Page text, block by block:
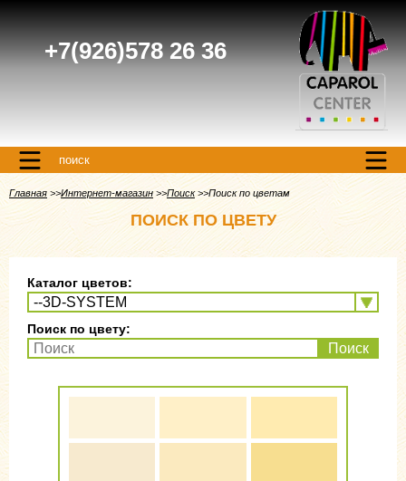
+7(926)578 26 36
поиск
Главная Интернет-магазин Поиск Поиск по цветам
ПОИСК ПО ЦВЕТУ
Каталог цветов:
Поиск по цвету:
Поиск